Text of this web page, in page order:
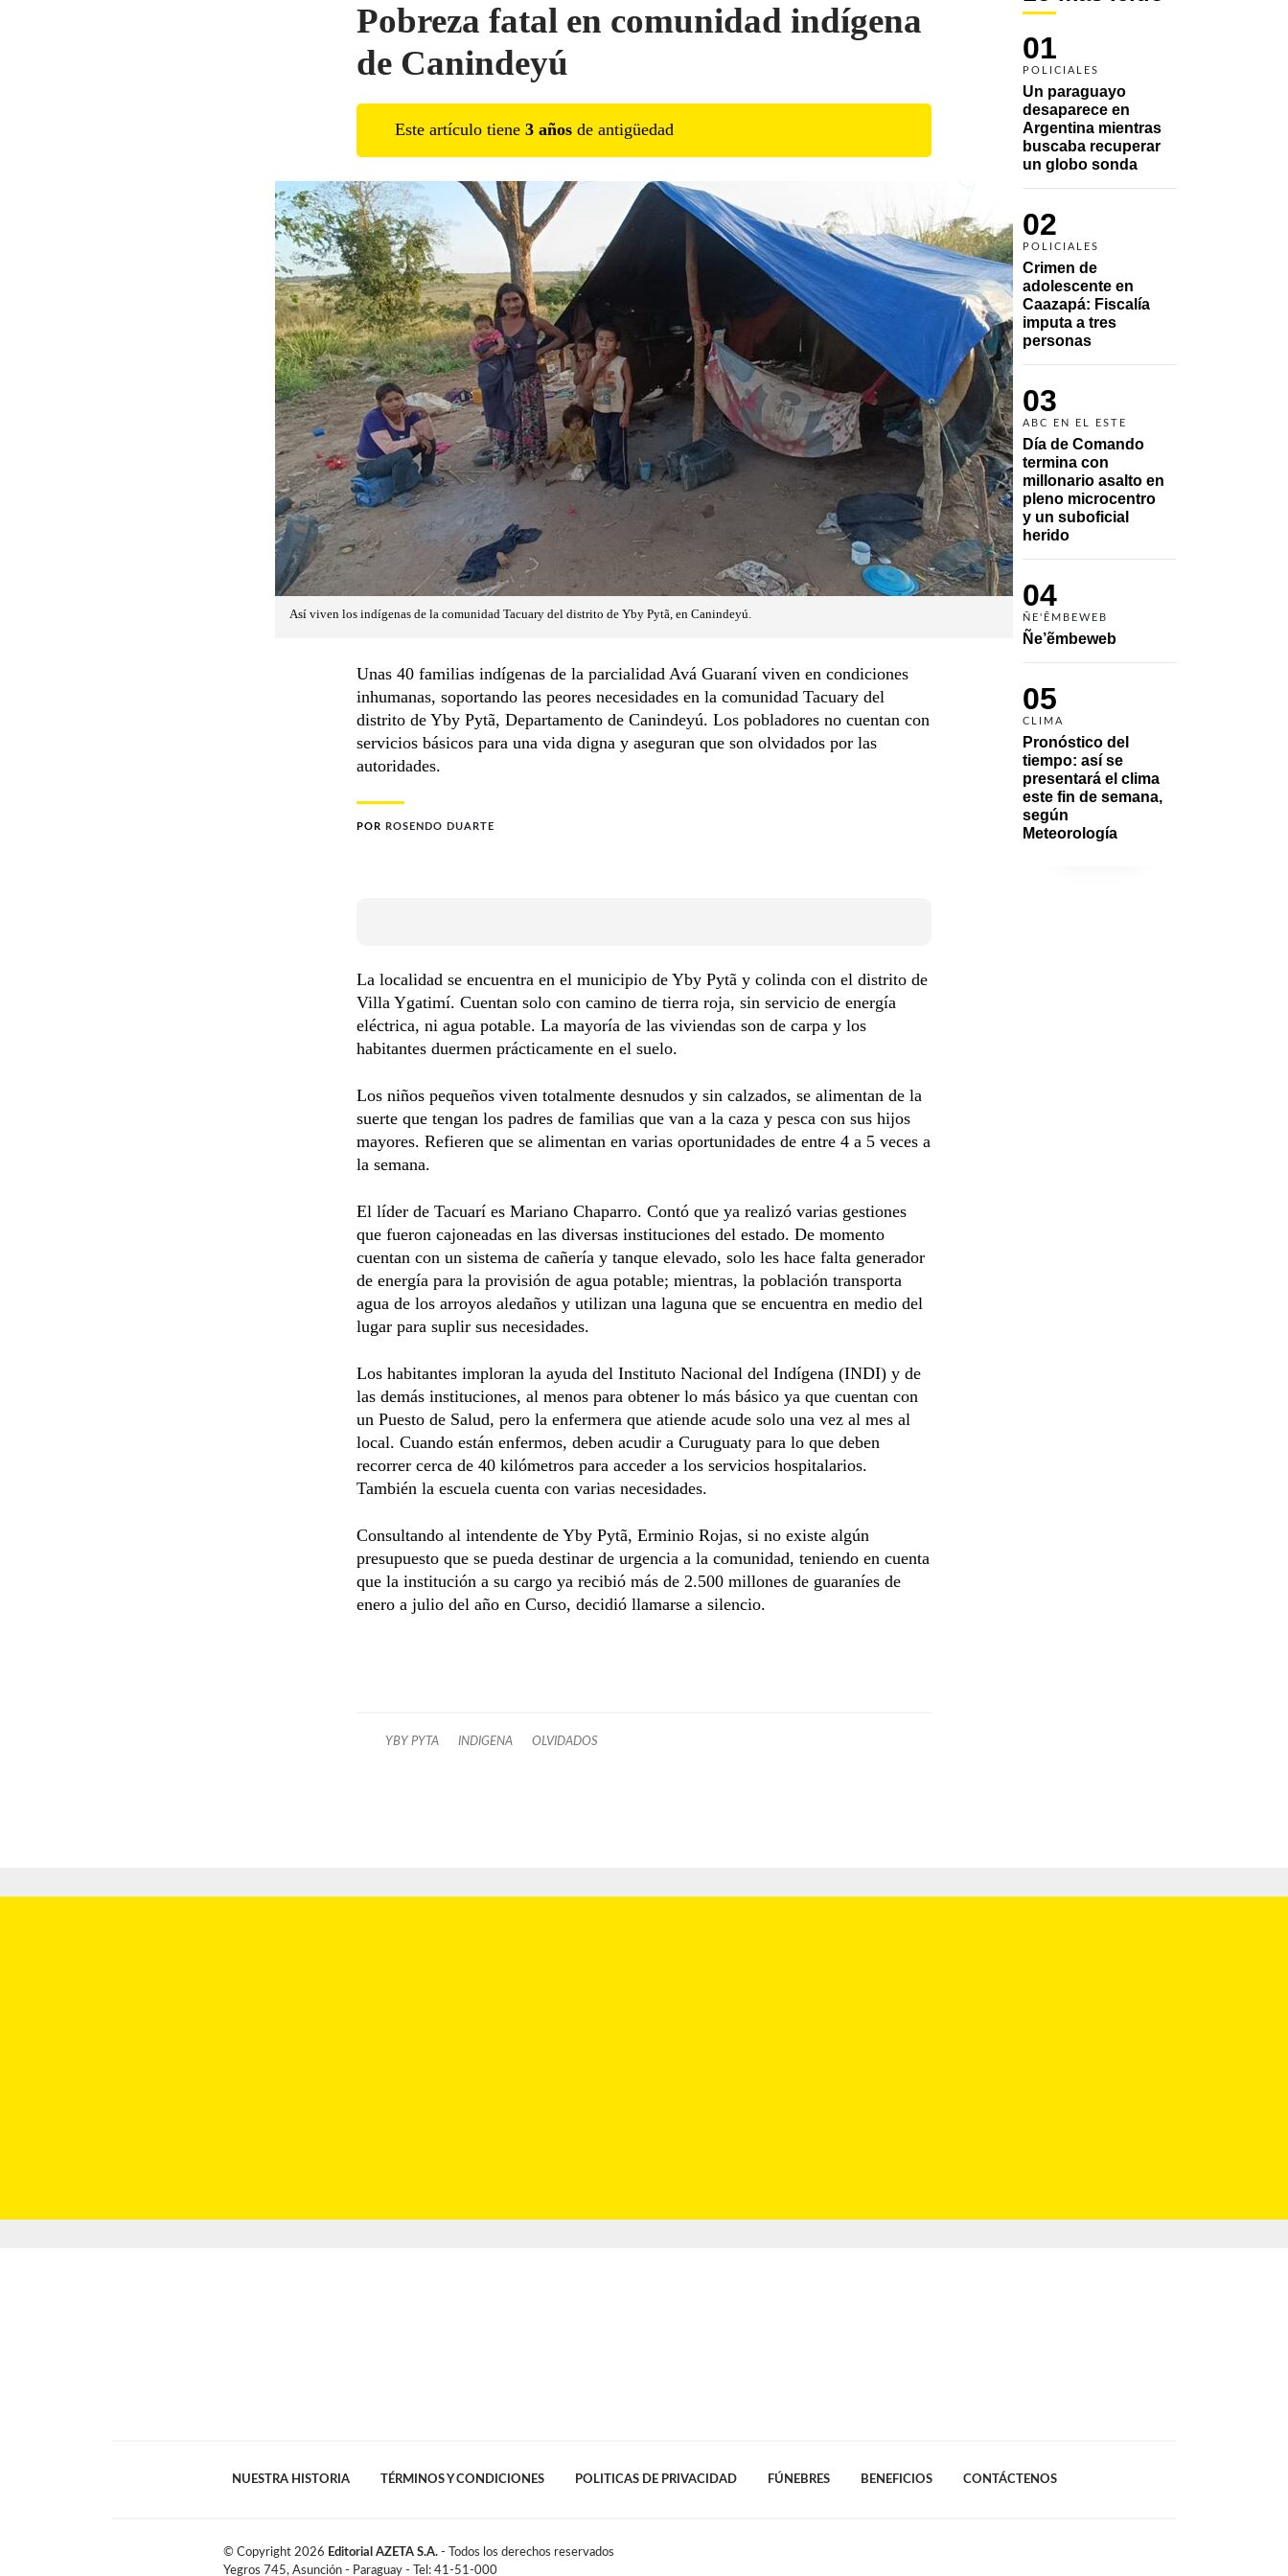
01
POLICIALES
Un paraguayo
desaparece en
Argentina mientras
buscaba recuperar
un globo sonda
02
POLICIALES
Crimen de
adolescente en
Caazapá: Fiscalía
imputa a tres
personas
03
ABC EN EL ESTE
Día de Comando
termina con
millonario asalto en
pleno microcentro
y un suboficial
herido
04
ÑE'ẼMBEWEB
Ñe’ẽmbeweb
05
CLIMA
Pronóstico del
tiempo: así se
presentará el clima
este fin de semana,
según
Meteorología
Pobreza fatal en comunidad indígena
de Canindeyú
Este artículo tiene 3 años de antigüedad
Así viven los indígenas de la comunidad Tacuary del distrito de Yby Pytã, en Canindeyú.
Unas 40 familias indígenas de la parcialidad Avá Guaraní viven en condiciones
inhumanas, soportando las peores necesidades en la comunidad Tacuary del
distrito de Yby Pytã, Departamento de Canindeyú. Los pobladores no cuentan con
servicios básicos para una vida digna y aseguran que son olvidados por las
autoridades.
POR ROSENDO DUARTE
La localidad se encuentra en el municipio de Yby Pytã y colinda con el distrito de
Villa Ygatimí. Cuentan solo con camino de tierra roja, sin servicio de energía
eléctrica, ni agua potable. La mayoría de las viviendas son de carpa y los
habitantes duermen prácticamente en el suelo.
Los niños pequeños viven totalmente desnudos y sin calzados, se alimentan de la
suerte que tengan los padres de familias que van a la caza y pesca con sus hijos
mayores. Refieren que se alimentan en varias oportunidades de entre 4 a 5 veces a
la semana.
El líder de Tacuarí es Mariano Chaparro. Contó que ya realizó varias gestiones
que fueron cajoneadas en las diversas instituciones del estado. De momento
cuentan con un sistema de cañería y tanque elevado, solo les hace falta generador
de energía para la provisión de agua potable; mientras, la población transporta
agua de los arroyos aledaños y utilizan una laguna que se encuentra en medio del
lugar para suplir sus necesidades.
Los habitantes imploran la ayuda del Instituto Nacional del Indígena (INDI) y de
las demás instituciones, al menos para obtener lo más básico ya que cuentan con
un Puesto de Salud, pero la enfermera que atiende acude solo una vez al mes al
local. Cuando están enfermos, deben acudir a Curuguaty para lo que deben
recorrer cerca de 40 kilómetros para acceder a los servicios hospitalarios.
También la escuela cuenta con varias necesidades.
Consultando al intendente de Yby Pytã, Erminio Rojas, si no existe algún
presupuesto que se pueda destinar de urgencia a la comunidad, teniendo en cuenta
que la institución a su cargo ya recibió más de 2.500 millones de guaraníes de
enero a julio del año en Curso, decidió llamarse a silencio.
YBY PYTA INDIGENA OLVIDADOS
NUESTRA HISTORIA TÉRMINOS Y CONDICIONES POLITICAS DE PRIVACIDAD FÚNEBRES BENEFICIOS CONTÁCTENOS
© Copyright 2026 Editorial AZETA S.A. - Todos los derechos reservados
Yegros 745, Asunción - Paraguay - Tel: 41-51-000